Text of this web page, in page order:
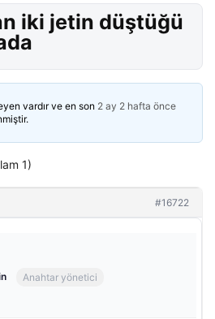
iki jetin düştüğü
vardır ve en son 2 ay 2 hafta önce
1)
#16722
Anahtar yönetici